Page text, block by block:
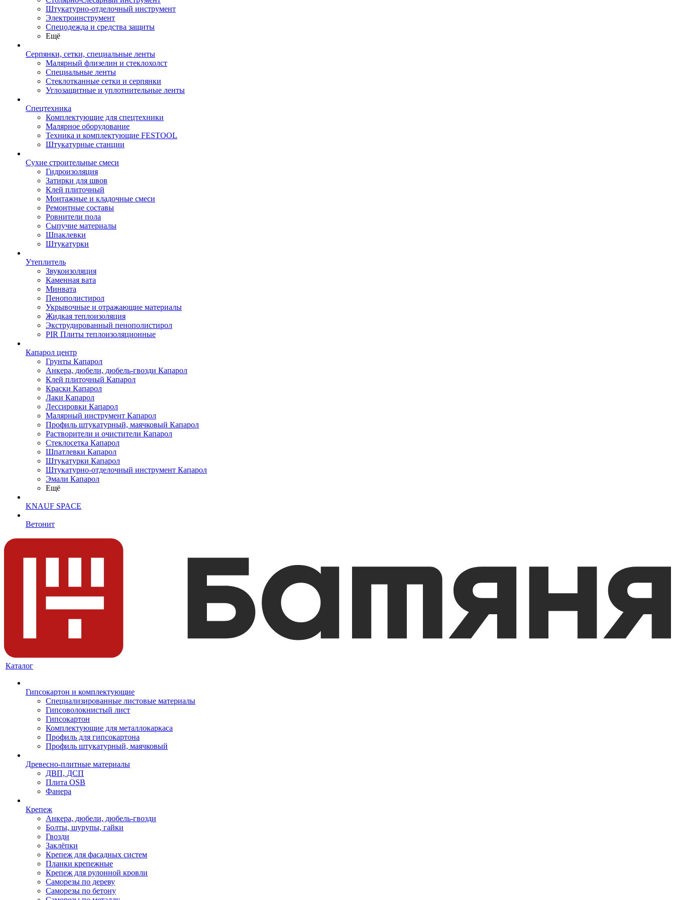
Штукатурно-отделочный инструмент
Электроинструмент
Спецодежда и средства защиты
Ещё
Серпянки, сетки, специальные ленты
Малярный флизелин и стеклохолст
Специальные ленты
Стеклотканные сетки и серпянки
Углозащитные и уплотнительные ленты
Спецтехника
Комплектующие для спецтехники
Малярное оборудование
Техника и комплектующие FESTOOL
Штукатурные станции
Сухие строительные смеси
Гидроизоляция
Затирки для швов
Клей плиточный
Монтажные и кладочные смеси
Ремонтные составы
Ровнители пола
Сыпучие материалы
Шпаклевки
Штукатурки
Утеплитель
Звукоизоляция
Каменная вата
Минвата
Пенополистирол
Укрывочные и отражающие материалы
Жидкая теплоизоляция
Экструдированный пенополистирол
PIR Плиты теплоизоляционные
Капарол центр
Грунты Капарол
Анкера, дюбели, дюбель-гвозди Капарол
Клей плиточный Капарол
Краски Капарол
Лаки Капарол
Лессировки Капарол
Малярный инструмент Капарол
Профиль штукатурный, маячковый Капарол
Растворители и очистители Капарол
Cтеклосетка Капарол
Шпатлевки Капарол
Штукатурки Капарол
Штукатурно-отделочный инструмент Капарол
Эмали Капарол
Ещё
KNAUF SPACE
Ветонит
Каталог
Гипсокартон и комплектующие
Специализированные листовые материалы
Гипсоволокнистый лист
Гипсокартон
Комплектующие для металлокаркаса
Профиль для гипсокартона
Профиль штукатурный, маячковый
Древесно-плитные материалы
ДВП, ДСП
Плита OSB
Фанера
Крепеж
Анкера, дюбели, дюбель-гвозди
Болты, шурупы, гайки
Гвозди
Заклёпки
Крепеж для фасадных систем
Планки крепежные
Крепеж для рулонной кровли
Саморезы по дереву
Саморезы по бетону